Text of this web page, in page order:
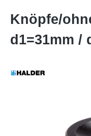
Knöpfe/
d1=31mm /